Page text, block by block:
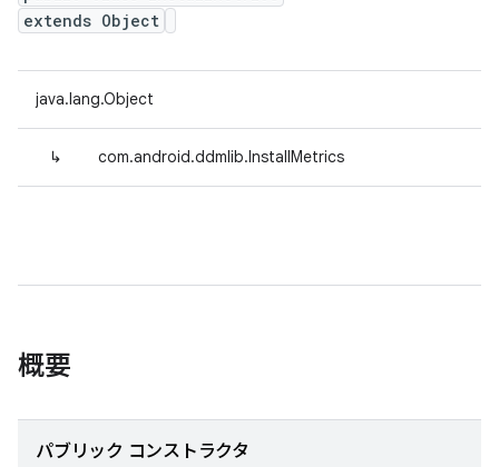
extends Object
java.lang.Object
↳ com.android.ddmlib.InstallMetrics
概要
パブリック コンストラクタ